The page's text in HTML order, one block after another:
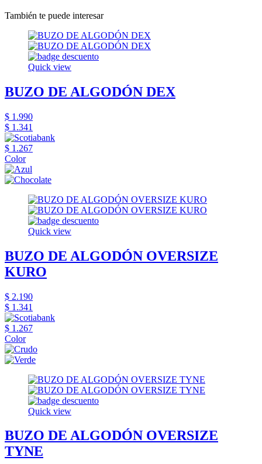
También te puede interesar
Quick view
BUZO DE ALGODÓN DEX
$ 1.990
$ 1.341
$ 1.267
Color
Quick view
BUZO DE ALGODÓN OVERSIZE
KURO
$ 2.190
$ 1.341
$ 1.267
Color
Quick view
BUZO DE ALGODÓN OVERSIZE
TYNE